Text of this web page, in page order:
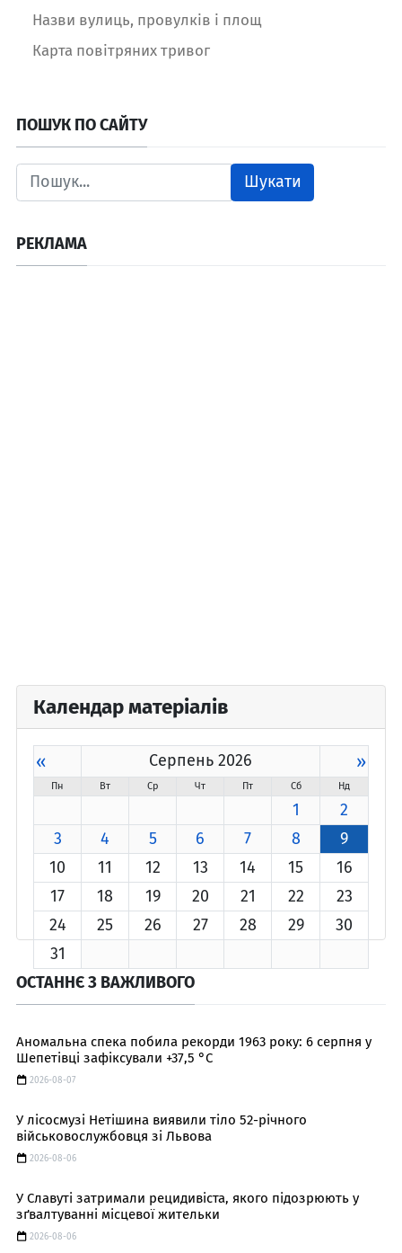
Назви вулиць, провулків і площ
Карта повітряних тривог
ПОШУК ПО САЙТУ
Шукати
РЕКЛАМА
Календар матеріалів
« Серпень 2026 »
Пн Вт Ср Чт Пт Сб Нд
1
2
3
4 5 6 7 8
9
10
11 12 13 14 15
16
17
18 19 20 21 22
23
24
25 26 27 28 29
30
31
ОСТАННЄ З ВАЖЛИВОГО
Аномальна спека побила рекорди 1963 року: 6 серпня у
Шепетівці зафіксували +37,5 °C
2026-08-07
У лісосмузі Нетішина виявили тіло 52-річного
військовослужбовця зі Львова
2026-08-06
У Славуті затримали рецидивіста, якого підозрюють у
зґвалтуванні місцевої жительки
2026-08-06